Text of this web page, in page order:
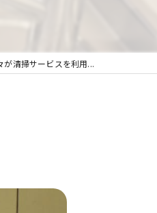
清掃サービスを利用...